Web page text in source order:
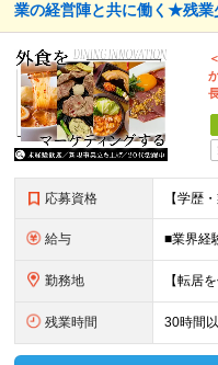
業の経営陣と共に働く★残業
応募資格
給与
勤務地
残業時間 30時間